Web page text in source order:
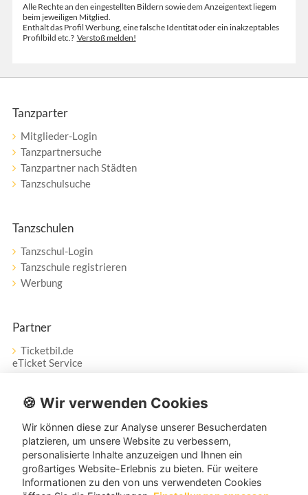
Alle Rechte an den eingestellten Bildern sowie dem Anzeigentext liegem
beim jeweiligen Mitglied.
Enthält das Profil Werbung, eine falsche Identität oder ein inakzeptables
Profilbild etc.? Verstoß melden!
Tanzparter
Mitglieder-Login
Tanzpartnersuche
Tanzpartner nach Städten
Tanzschulsuche
Tanzschulen
Tanzschul-Login
Tanzschule registrieren
Werbung
Partner
Ticketbil.de
eTicket Service
Vertrag widerrufen
Service
Unser Tanzpartner-Service hilft Ihnen bei Fragen und
Anregungen gerne weiter!
🍪 Wir verwenden Cookies
Wir können diese zur Analyse unserer Besucherdaten
platzieren, um unsere Website zu verbessern,
personalisierte Inhalte anzuzeigen und Ihnen ein
großartiges Website-Erlebnis zu bieten. Für weitere
Informationen zu den von uns verwendeten Cookies